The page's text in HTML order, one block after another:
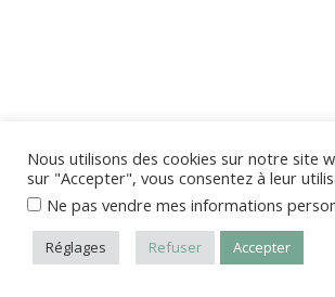
Nous utilisons des cookies sur notre site
sur "Accepter", vous consentez à leur
Ne pas vendre mes informations
Réglages Refuser Accepter